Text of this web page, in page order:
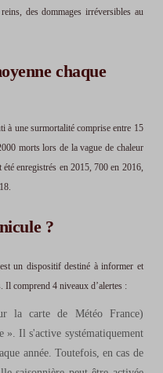
des dommages irréversibles au
chaque
à une surmortalité comprise entre 15
morts lors de la vague de chaleur
enregistrés en 2015, 700 en 2016,
?
un dispositif destiné à informer et
Il comprend 4 niveaux d’alertes :
la carte de Météo France)
». Il s'active systématiquement
année. Toutefois, en cas de